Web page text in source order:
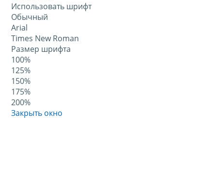
Использовать шрифт
Обычный
Arial
Times New Roman
Размер шрифта
100%
125%
150%
175%
200%
Закрыть окно